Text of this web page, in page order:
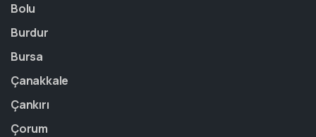
Bolu
Burdur
Bursa
Çanakkale
Çankırı
Çorum